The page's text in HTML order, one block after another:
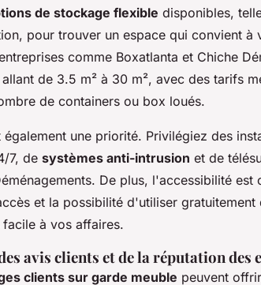
de stockage flexible disponibles,
pour trouver un espace qui convient à
comme Boxatlanta et Chiche
de 3.5 m² à 30 m², avec des tarifs
de containers ou box loués.
également une priorité. Privilégiez des
7, de systèmes anti-intrusion et de
De plus, l'accessibilité
et la possibilité d'utiliser gratuitement
à vos affaires.
avis clients et de la réputation des
clients sur garde meuble peuvent